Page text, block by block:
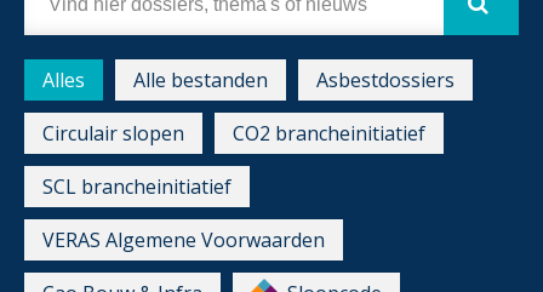
Alles Alle bestanden
Asbestdossiers
Circulair slopen
CO2 brancheinitiatief
SCL brancheinitiatief
VERAS Algemene Voorwaarden